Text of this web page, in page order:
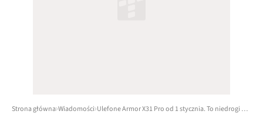
Strona główna Wiadomości Ulefone Armor X31 Pro od 1 stycznia. To niedrogi pancerniak ze stylem